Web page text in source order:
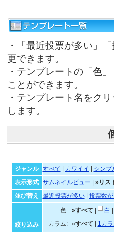
・「最近投票が多い」
更できます。
・テンプレートの「色
ことができます。
・テンプレート名をク
します。
ジャンル すべて カワイイ シンプ
表示形式
サムネイルビュー
»リス
並び替え
最近投票が多い| 投票数
絞り込み
色: »すべて 白
カラム:
»すべて 1カ